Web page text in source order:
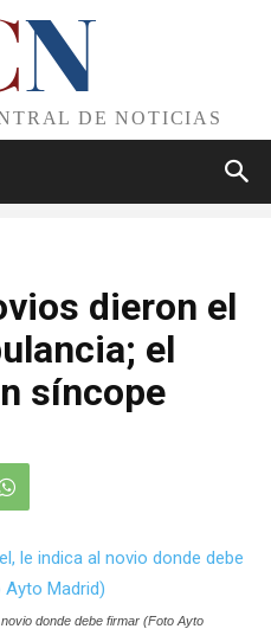
N
DE NOTICIAS
dieron el
el
síncope
donde debe firmar (Foto Ayto